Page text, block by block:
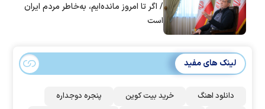
/ اگر تا امروز مانده‌ایم، به‌خاطر مردم ایران
است
لینک های مفید
دانلود اهنگ خرید بیت کوین
پنجره دوجداره